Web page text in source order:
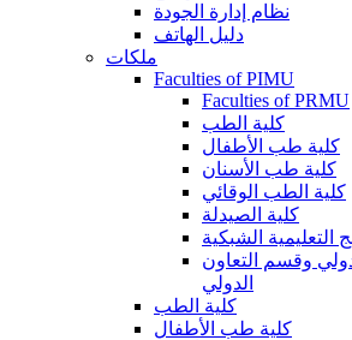
نظام إدارة الجودة
دليل الهاتف
ملكات
Faculties of PIMU
Faculties of PRMU
كلية الطب
كلية طب الأطفال
كلية طب الأسنان
كلية الطب الوقائي
كلية الصيدلة
التعليمية الشبكية
وقسم التعاون
الدولي
كلية الطب
كلية طب الأطفال